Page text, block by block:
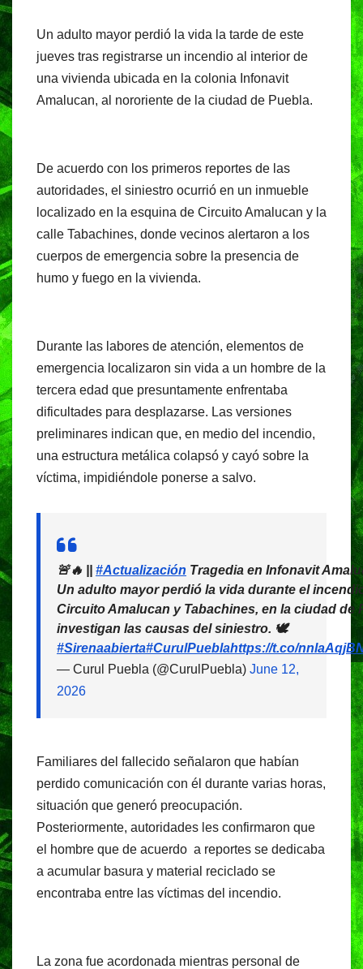
c
e
b
o
s
A
p
e
gr
a
m
t
Un adulto mayor perdió la vida la tarde de este
jueves tras registrarse un incendio al interior de
una vivienda ubicada en la colonia Infonavit
Amalucan, al nororiente de la ciudad de Puebla.
De acuerdo con los primeros reportes de las
autoridades, el siniestro ocurrió en un inmueble
localizado en la esquina de Circuito Amalucan y la
calle Tabachines, donde vecinos alertaron a los
cuerpos de emergencia sobre la presencia de
humo y fuego en la vivienda.
Durante las labores de atención, elementos de
emergencia localizaron sin vida a un hombre de la
tercera edad que presuntamente enfrentaba
dificultades para desplazarse. Las versiones
preliminares indican que, en medio del incendio,
una estructura metálica colapsó y cayó sobre la
víctima, impidiéndole ponerse a salvo.
🚨🔥 || #Actualización Tragedia en Infonavit
Un adulto mayor perdió la vida durante el
Circuito Amalucan y Tabachines, en la ciudad de
investigan las causas del siniestro. 🕊️
#Sirenaabierta#CurulPueblahttps://t.co/
— Curul Puebla (@CurulPuebla) June 12,
2026
Familiares del fallecido señalaron que habían
perdido comunicación con él durante varias horas,
situación que generó preocupación.
Posteriormente, autoridades les confirmaron que
el hombre que de acuerdo a reportes se dedicaba
a acumular basura y material reciclado se
encontraba entre las víctimas del incendio.
La zona fue acordonada mientras personal de